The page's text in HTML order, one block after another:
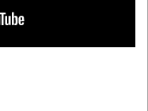
「FF7リベレーシ
州gamescom 2026